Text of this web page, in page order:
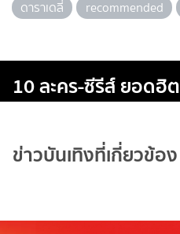
ดาราเดลี่
recommended
10 ละคร-ซีรีส์ ยอดฮิต
ข่าวบันเทิงที่เกี่ยวข้อง